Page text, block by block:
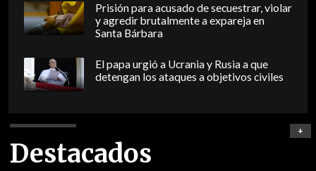
Prisión para acusado de secuestrar, violar
y agredir brutalmente a expareja en
Santa Bárbara
El papa urgió a Ucrania y Rusia a que
detengan los ataques a objetivos civiles
Destacados
+